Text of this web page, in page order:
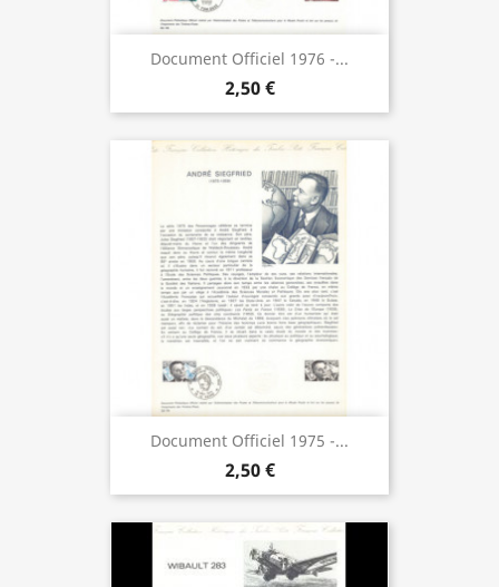
Document Officiel 1976 -...
2,50 €
Document Officiel 1975 -...
2,50 €